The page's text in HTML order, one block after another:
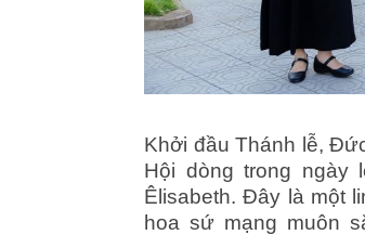
Khởi đầu Thánh lễ,
Hội dòng trong ngày
Êlisabeth. Đây là một
hoa sứ mạng muôn